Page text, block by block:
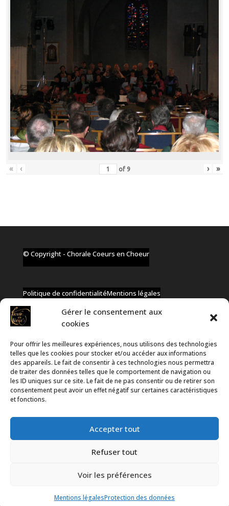
Gérer le consentement aux
cookies
Pour offrir les meilleures expériences, nous utilisons des technologies
telles que les cookies pour stocker et/ou accéder aux informations
des appareils. Le fait de consentir à ces technologies nous permettra
de traiter des données telles que le comportement de navigation ou
les ID uniques sur ce site. Le fait de ne pas consentir ou de retirer son
consentement peut avoir un effet négatif sur certaines caractéristiques
et fonctions.
Accepter tout
Refuser tout
Voir les préférences
Mentions légalesProtection des données
« ‹ of 9 › »
© Copyright - Chorale Coeurs en Choeur
Politique de confidentialitéMentions légales
✆ +32 477 91 58 46
✉ infos@coeurs-en-choeur.be
Toute proposition de partenariat en développement sera
Propulsé parWordPresset hébergé parInfomaniak